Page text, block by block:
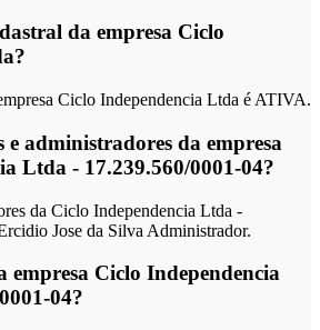
da empresa Ciclo
Ciclo Independencia Ltda é ATIVA.
e administradores da empresa
Ltda - 17.239.560/0001-04?
da Ciclo Independencia Ltda -
Jose da Silva Administrador.
empresa Ciclo Independencia
04?